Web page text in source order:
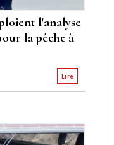
l'analyse
la pêche à
Lire